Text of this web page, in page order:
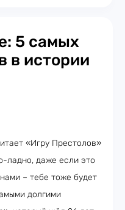
5 самых
в истории
«Игру Престолов»
ладно, даже если это
– тебе тоже будет
долгими